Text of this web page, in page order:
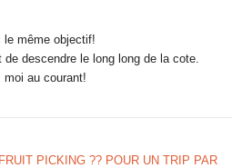
le même objectif!
descendre le long long de la cote.
moi au courant!
PICKING ?? POUR UN TRIP PAR